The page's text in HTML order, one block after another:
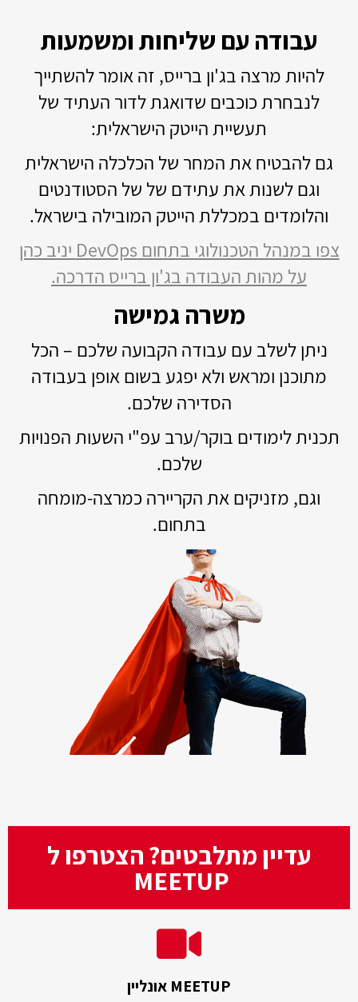
עבודה עם שליחות ומשמעות
להיות מרצה בג'ון ברייס, זה אומר להשתייך
לנבחרת כוכבים שדואגת לדור העתיד של
תעשיית הייטק הישראלית:
גם להבטיח את המחר של הכלכלה הישראלית
וגם לשנות את עתידם של של הסטודנטים
והלומדים במכללת הייטק המובילה בישראל.
צפו במנהל הטכנולוגי בתחום DevOps יניב כהן
על מהות העבודה בג'ון ברייס הדרכה.
משרה גמישה
ניתן לשלב עם עבודה הקבועה שלכם – הכל
מתוכנן ומראש ולא יפגע בשום אופן בעבודה
הסדירה שלכם.
תכנית לימודים בוקר/ערב עפ"י השעות הפנויות
שלכם.
וגם, מזניקים את הקריירה כמרצה-מומחה
בתחום.
עדיין מתלבטים? הצטרפו ל
MEETUP
MEETUP אונליין